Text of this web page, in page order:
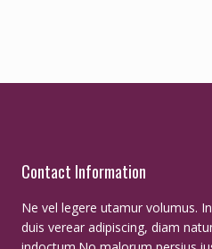
Contact Information
Ne vel legere utamur volumus.
duis verear adipiscing, diam